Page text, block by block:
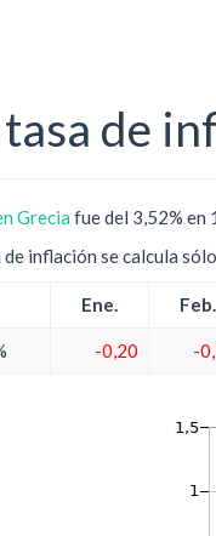
de
Grecia fue del 3,52% en
de inflación se calcula
Ene. Feb.
-0,20 -